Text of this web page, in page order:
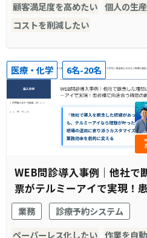
顧客満足度を高めたい 個人の生
コストを削減したい
医療・化学 6名-20名
WEB問診導入事例｜他社で
票がテルミーアイで実現！
創出に成功
業務
診療予約システム
ペーパーレス化したい 作業を自